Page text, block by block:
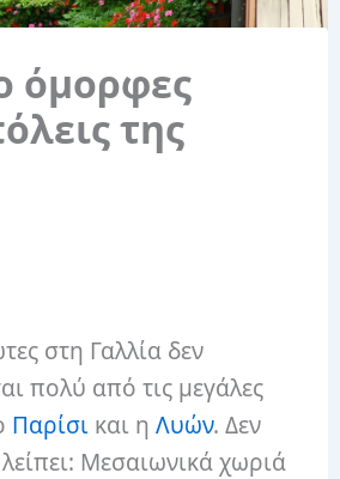
όμορφες
της
στη Γαλλία δεν
πολύ από τις μεγάλες
Παρίσι και ηΛυών. Δεν
Μεσαιωνικά χωριά